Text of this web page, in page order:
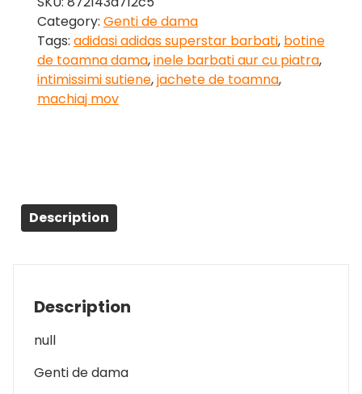
Category: Genti de dama
Tags: adidasi adidas superstar barbati, botine
de toamna dama,inele barbati aur cu piatra,
intimissimi sutiene,jachete de toamna,
machiaj mov
Description
Description
null
Genti de dama